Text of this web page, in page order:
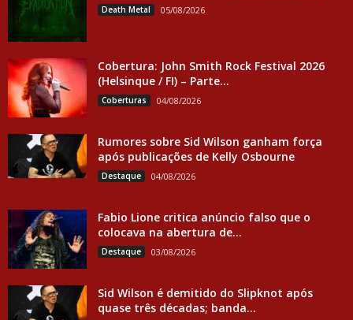
Death Metal 05/08/2026
Cobertura: John Smith Rock Festival 2026
(Helsinque / FI) – Parte...
Coberturas 04/08/2026
Rumores sobre Sid Wilson ganham força
após publicações de Kelly Osbourne
Destaque 04/08/2026
Fabio Lione critica anúncio falso que o
colocava na abertura de...
Destaque 03/08/2026
Sid Wilson é demitido do Slipknot após
quase três décadas; banda...